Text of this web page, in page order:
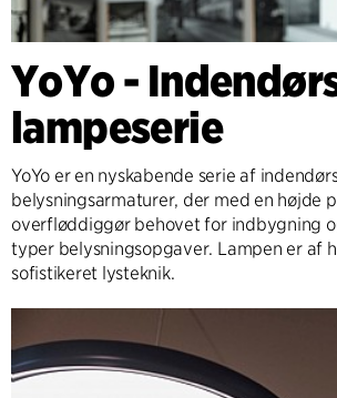
YoYo -
lampeserie
YoYo er en nyskabende serie af
belysningsarmaturer, der med en højde
overfløddiggør behovet for indbygning
typer belysningsopgaver. Lampen er af
sofistikeret lysteknik.